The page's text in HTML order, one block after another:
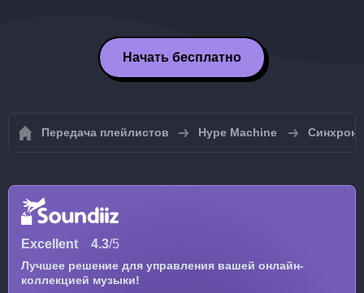
Начать бесплатно
Передача плейлистов Hype Machine
Excellent 4.3/5
Лучшее решение для управления вашей онлайн-
коллекцией музыки!